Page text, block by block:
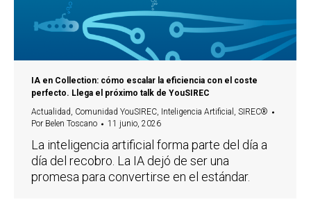
IA en Collection: cómo escalar la eficiencia con el coste
perfecto. Llega el próximo talk de YouSIREC
Actualidad, Comunidad YouSIREC, Inteligencia Artificial , SIREC®
Por Belen Toscano 11 junio, 2026
La inteligencia artificial forma parte del día a
día del recobro. La IA dejó de ser una
promesa para convertirse en el estándar.